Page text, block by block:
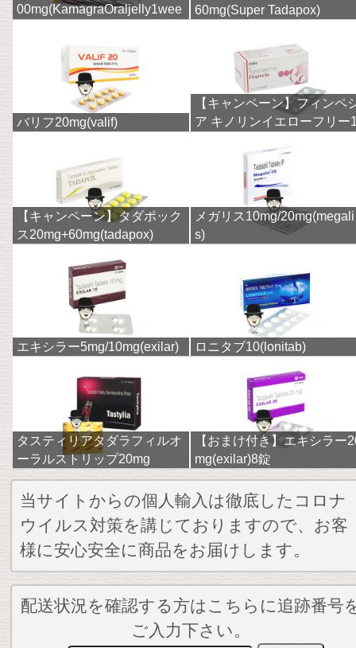
00mg(KamagraOraljelly1wee
60mg(Super Tadapox)
バリフ20mg(valif)
【キャンペーン】フィンペ
ア キノリンイエローフリー
【キャンペーン】タダポック
ス20mg+60mg(tadapox)
メガリス10mg/20mg(megali
s)
エキシラー5mg/10mg(exilar) ロニタブ10(lonitab)
タスティリアタダラフィルオ
ーラルストリップ20mg
【おまけ付き】エキシラー
mg(exilar)8錠
当サイトからの個人輸入は徹底したコロナ
ウイルス対策を講じておりますので、お客
様に安心安全に商品をお届けします。
配送状況を確認する方はこちらに追跡番号
ご入力下さい。